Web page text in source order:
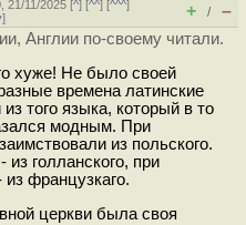
21/11/2025 [^] [^^] [^^^]
] + / –
Англии по-своему читали.
хуже! Не было своей
времена латинские
того языка, который в то
модным. При
из польского.
голланского, при
французкаго.
церкви была своя